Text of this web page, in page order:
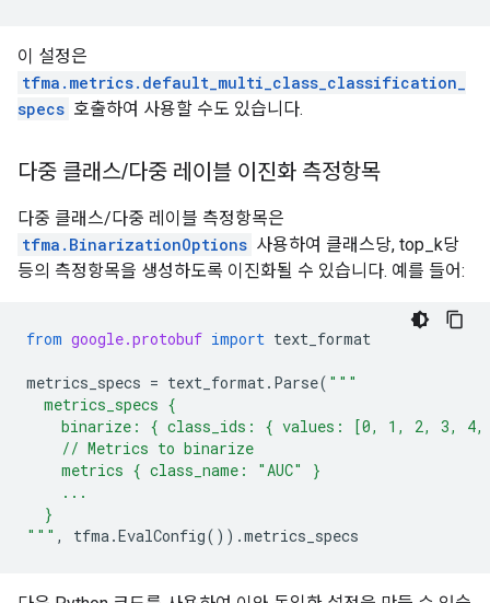
이 설정은
tfma.metrics.default_multi_class_classification_
specs 호출하여 사용할 수도 있습니다.
다중 클래스/다중 레이블 이진화 측정항목
다중 클래스/다중 레이블 측정항목은
tfma.BinarizationOptions 사용하여 클래스당, top_k당
등의 측정항목을 생성하도록 이진화될 수 있습니다. 예를 들어:
from google.protobuf import text_format
metrics_specs = text_format. Parse( """
  metrics_specs {
binarize: { class_ids: { values: [0, 1, 2, 3,
    // Metrics to binarize
    metrics { class_name: "AUC" }
    ...
  }
""" , tfma.EvalConfig()) .metrics_specs